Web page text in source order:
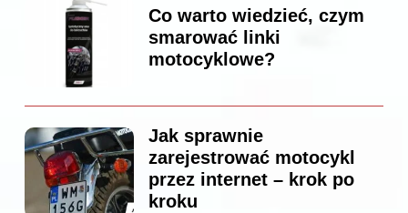
Co warto wiedzieć, czym
smarować linki
motocyklowe?
Jak sprawnie
zarejestrować motocykl
przez internet – krok po
kroku